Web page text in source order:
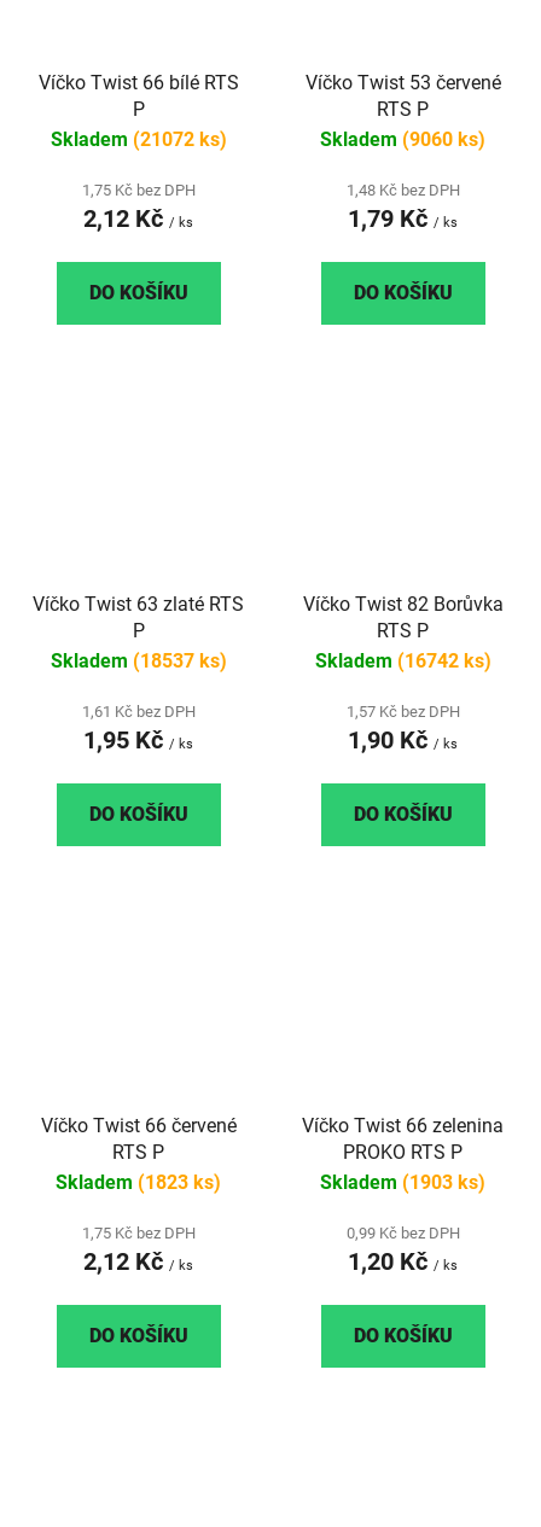
Víčko Twist 66 bílé RTS
P
Skladem (21072 ks)
1,75 Kč bez DPH
2,12 Kč / ks
DO KOŠÍKU
Víčko Twist 53 červené
RTS P
Skladem (9060 ks)
1,48 Kč bez DPH
1,79 Kč / ks
DO KOŠÍKU
Víčko Twist 63 zlaté RTS
P
Skladem (18537 ks)
1,61 Kč bez DPH
1,95 Kč / ks
DO KOŠÍKU
Víčko Twist 82 Borůvka
RTS P
Skladem (16742 ks)
1,57 Kč bez DPH
1,90 Kč / ks
DO KOŠÍKU
Víčko Twist 66 červené
RTS P
Skladem (1823 ks)
1,75 Kč bez DPH
2,12 Kč / ks
DO KOŠÍKU
Víčko Twist 66 zelenina
PROKO RTS P
Skladem (1903 ks)
0,99 Kč bez DPH
1,20 Kč / ks
DO KOŠÍKU